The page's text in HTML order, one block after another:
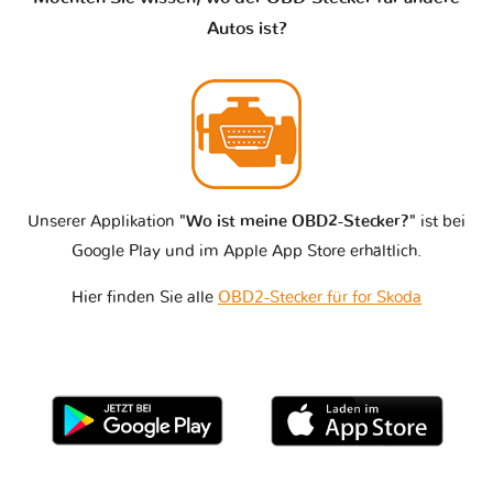
Autos ist?
Unserer Applikation "Wo ist meine OBD2-Stecker?" ist bei
Google Play und im Apple App Store erhältlich.
Hier finden Sie alle OBD2-Stecker für for Skoda